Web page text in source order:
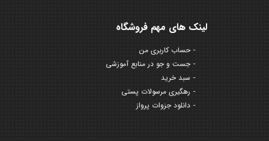
لینک های مهم فروشگاه
حساب کاربری من
جست و جو در منابع آموزشی
سبد خرید
رهگیری مرسولات پستی
دانلود جزوات پرواز